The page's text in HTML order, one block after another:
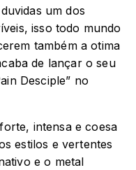
um dos
isso todo mundo
também a otima
de lançar o seu
Desciple” no
intensa e coesa
estilos e vertentes
e o metal